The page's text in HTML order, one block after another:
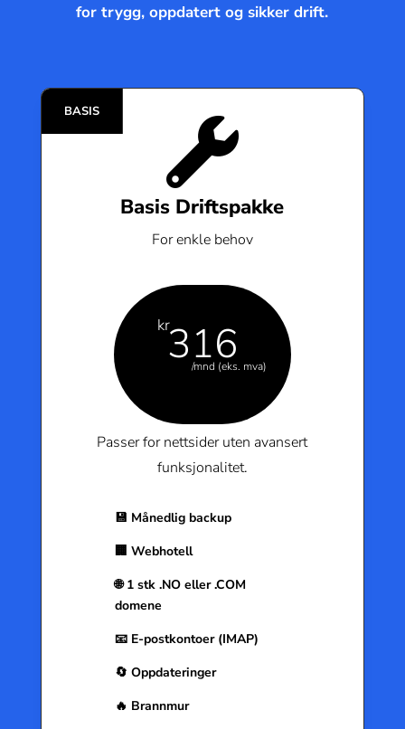
for trygg, oppdatert og sikker drift.

Basis Driftspakke
For enkle behov
kr316
/mnd (eks. mva)
Passer for nettsider uten avansert
funksjonalitet.
💾 Månedlig backup
🏢 Webhotell
🌐 1 stk .NO eller .COM
domene
📧 E-postkontoer (IMAP)
🔄 Oppdateringer
🔥 Brannmur